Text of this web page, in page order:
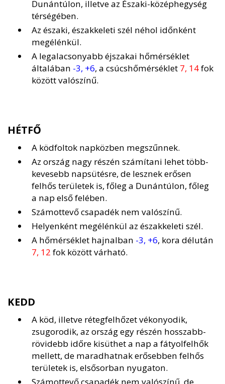
Dunántúlon, illetve az Északi-középhegység
térségében.
Az északi, északkeleti szél néhol időnként
megélénkül.
A legalacsonyabb éjszakai hőmérséklet
általában -3, +6, a csúcshőmérséklet 7, 14fok
között valószínű.
HÉTFŐ
A ködfoltok napközben megszűnnek.
Az ország nagy részén számítani lehet több-
kevesebb napsütésre, de lesznek erősen
felhős területek is, főleg a Dunántúlon, főleg
a nap első felében.
Számottevő csapadék nem valószínű.
Helyenként megélénkül az északkeleti szél.
A hőmérséklet hajnalban -3, +6, kora délután
7, 12 fok között várható.
KEDD
A köd, illetve rétegfelhőzet vékonyodik,
zsugorodik, az ország egy részén hosszabb-
rövidebb időre kisüthet a nap a fátyolfelhők
mellett, de maradhatnak erősebben felhős
területek is, elsősorban nyugaton.